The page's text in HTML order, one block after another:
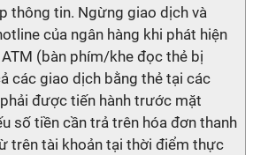
thông tin. Ngừng giao dịch và
của ngân hàng khi phát hiện
(bàn phím/khe đọc thẻ bị
các giao dịch bằng thẻ tại các
được tiến hành trước mặt
số tiền cần trả trên hóa đơn thanh
trên tài khoản tại thời điểm thực